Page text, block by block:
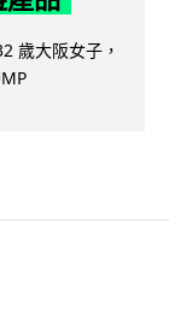
歲大阪女子，